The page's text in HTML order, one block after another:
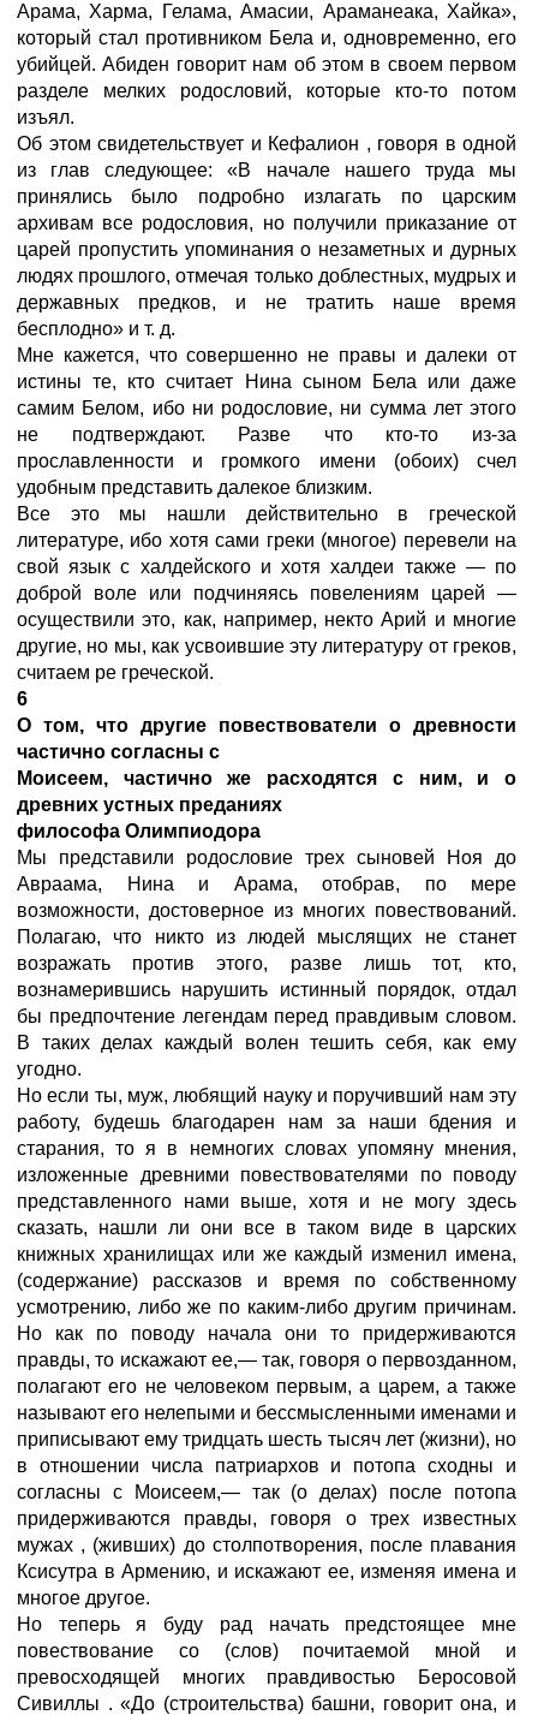
Арама, Харма, Гелама, Амасии, Араманеака, Хайка»,
который стал противником Бела и, одновременно, его
убийцей. Абиден говорит нам об этом в своем первом
разделе мелких родословий, которые кто-то потом
изъял.
Об этом свидетельствует и Кефалион , говоря в одной
из глав следующее: «В начале нашего труда мы
принялись было подробно излагать по царским
архивам все родословия, но получили приказание от
царей пропустить упоминания о незаметных и дурных
людях прошлого, отмечая только доблестных, мудрых и
державных предков, и не тратить наше время
бесплодно» и т. д.
Мне кажется, что совершенно не правы и далеки от
истины те, кто считает Нина сыном Бела или даже
самим Белом, ибо ни родословие, ни сумма лет этого
не подтверждают. Разве что кто-то из-за
прославленности и громкого имени (обоих) счел
удобным представить далекое близким.
Все это мы нашли действительно в греческой
литературе, ибо хотя сами греки (многое) перевели на
свой язык с халдейского и хотя халдеи также — по
доброй воле или подчиняясь повелениям царей —
осуществили это, как, например, некто Арий и многие
другие, но мы, как усвоившие эту литературу от греков,
считаем ре греческой.
6
О том, что другие повествователи о древности
частично согласны с
Моисеем, частично же расходятся с ним, и о
древних устных преданиях
философа Олимпиодора
Мы представили родословие трех сыновей Ноя до
Авраама, Нина и Арама, отобрав, по мере
возможности, достоверное из многих повествований.
Полагаю, что никто из людей мыслящих не станет
возражать против этого, разве лишь тот, кто,
вознамерившись нарушить истинный порядок, отдал
бы предпочтение легендам перед правдивым словом.
В таких делах каждый волен тешить себя, как ему
угодно.
Но если ты, муж, любящий науку и поручивший нам эту
работу, будешь благодарен нам за наши бдения и
старания, то я в немногих словах упомяну мнения,
изложенные древними повествователями по поводу
представленного нами выше, хотя и не могу здесь
сказать, нашли ли они все в таком виде в царских
книжных хранилищах или же каждый изменил имена,
(содержание) рассказов и время по собственному
усмотрению, либо же по каким-либо другим причинам.
Но как по поводу начала они то придерживаются
правды, то искажают ее,— так, говоря о первозданном,
полагают его не человеком первым, а царем, а также
называют его нелепыми и бессмысленными именами и
приписывают ему тридцать шесть тысяч лет (жизни), но
в отношении числа патриархов и потопа сходны и
согласны с Моисеем,— так (о делах) после потопа
придерживаются правды, говоря о трех известных
мужах , (живших) до столпотворения, после плавания
Ксисутра в Армению, и искажают ее, изменяя имена и
многое другое.
Но теперь я буду рад начать предстоящее мне
повествование со (слов) почитаемой мной и
превосходящей многих правдивостью Беросовой
Сивиллы . «До (строительства) башни, говорит она, и